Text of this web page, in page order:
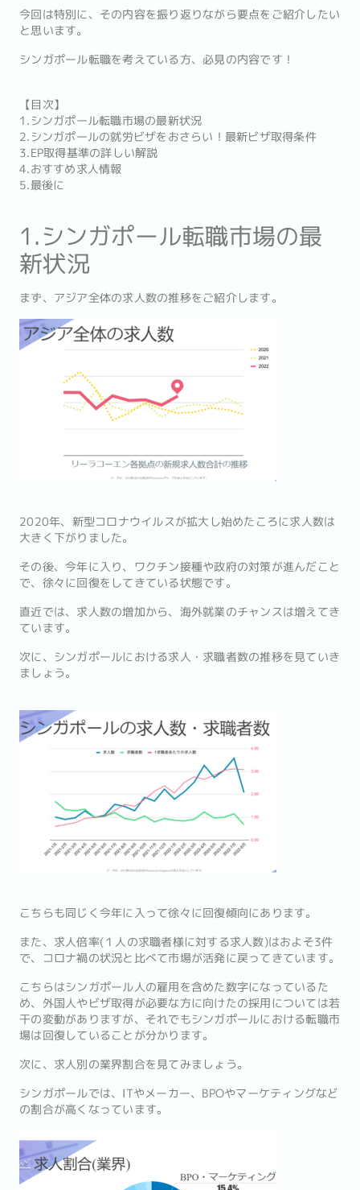
今回は特別に、その内容を振り返りながら要点をご紹介したい
と思います。
シンガポール転職を考えている方、必見の内容です！
【目次】
1.シンガポール転職市場の最新状況
2.シンガポールの就労ビザをおさらい！最新ビザ取得条件
3.EP取得基準の詳しい解説
4.おすすめ求人情報
5.最後に
1.シンガポール転職市場の最
新状況
まず、アジア全体の求人数の推移をご紹介します。
2020年、新型コロナウイルスが拡大し始めたころに求人数は
大きく下がりました。
その後、今年に入り、ワクチン接種や政府の対策が進んだこと
で、徐々に回復をしてきている状態です。
直近では、求人数の増加から、海外就業のチャンスは増えてき
ています。
次に、シンガポールにおける求人・求職者数の推移を見ていき
ましょう。
こちらも同じく今年に入って徐々に回復傾向にあります。
また、求人倍率(１人の求職者様に対する求人数)はおよそ3件
で、コロナ禍の状況と比べて市場が活発に戻ってきています。
こちらはシンガポール人の雇用を含めた数字になっているた
め、外国人やビザ取得が必要な方に向けたの採用については若
干の変動がありますが、それでもシンガポールにおける転職市
場は回復していることが分かります。
次に、求人別の業界割合を見てみましょう。
シンガポールでは、ITやメーカー、BPOやマーケティングなど
の割合が高くなっています。